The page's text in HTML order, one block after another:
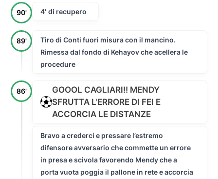
90' 4′ di recupero
89'
Tiro di Conti fuori misura con il mancino.
Rimessa dal fondo di Kehayov che acellera le
procedure
86'
GOOOL CAGLIARI!! MENDY
SFRUTTA L'ERRORE DI FEI E
ACCORCIA LE DISTANZE
Bravo a crederci e pressare l’estremo
difensore avversario che commette un errore
in presa e scivola favorendo Mendy che a
porta vuota poggia il pallone in rete e accorcia